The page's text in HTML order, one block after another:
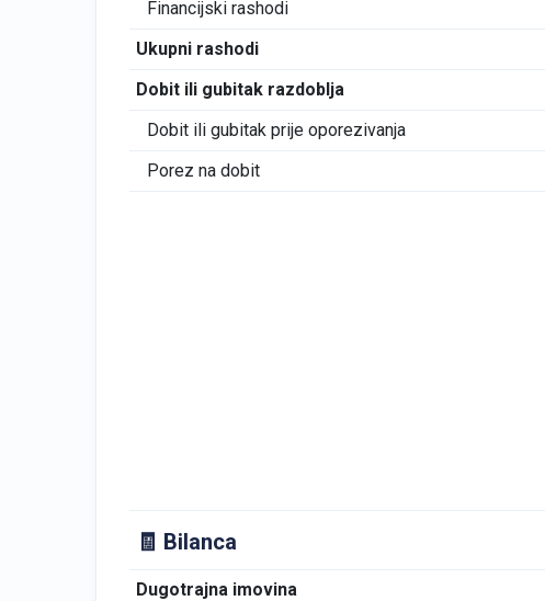
Financijski rashodi
Ukupni rashodi
Dobit ili gubitak razdoblja
Dobit ili gubitak prije oporezivanja
Porez na dobit
🧾 Bilanca
Dugotrajna imovina